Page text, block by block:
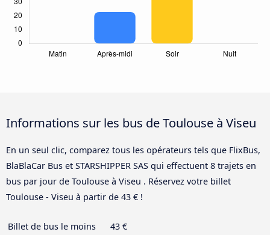
Informations sur les bus de Toulouse à Viseu
En un seul clic, comparez tous les opérateurs tels que FlixBus,
BlaBlaCar Bus et STARSHIPPER SAS qui effectuent 8 trajets en
bus par jour de Toulouse à Viseu . Réservez votre billet
Toulouse - Viseu à partir de 43 € !
Billet de bus le moins
43 €